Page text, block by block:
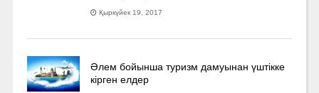
Қыркүйек 19, 2017
Әлем бойынша туризм дамуынан үштікке
кірген елдер